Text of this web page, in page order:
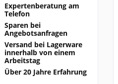
Expertenberatung am
Telefon
Sparen bei
Angebotsanfragen
Versand bei Lagerware
innerhalb von einem
Arbeitstag
Über 20 Jahre Erfahrung